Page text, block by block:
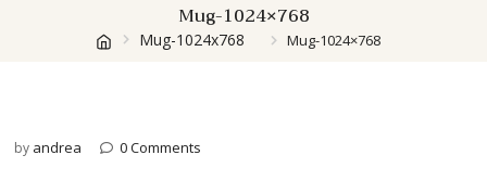
Mug-1024×768
Mug-1024x768 Mug-1024×768
by andrea 0 Comments